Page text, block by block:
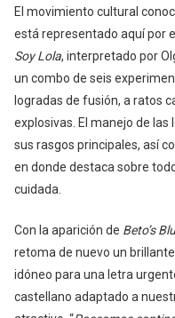
El movimiento cultural
está representado aquí por el
Soy Lola, interpretado por
un combo de seis
logradas de fusión, a ratos
explosivas. El manejo de
sus rasgos principales, así
en donde destaca sobre
cuidada.
Con la aparición de Beto’s
retoma de nuevo un
idóneo para una letra
castellano adaptado a